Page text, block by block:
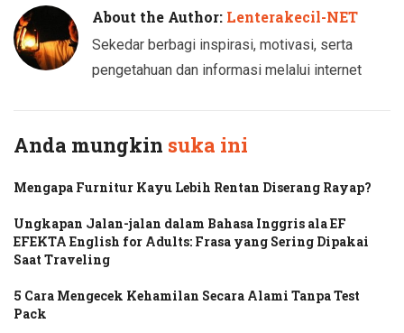
About the Author: Lenterakecil-NET
Sekedar berbagi inspirasi, motivasi, serta
pengetahuan dan informasi melalui internet
Anda mungkin suka ini
Mengapa Furnitur Kayu Lebih Rentan Diserang Rayap?
Ungkapan Jalan-jalan dalam Bahasa Inggris ala EF
EFEKTA English for Adults: Frasa yang Sering Dipakai
Saat Traveling
5 Cara Mengecek Kehamilan Secara Alami Tanpa Test
Pack